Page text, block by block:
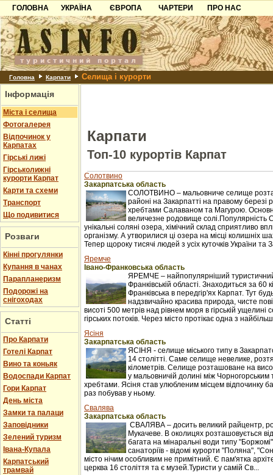
ГОЛОВНА
УКРАЇНА
Карпати
Азов
Причорноморря
Шацьк
ЄВРОПА
Чорногорія
Хорватія
Болгарія
Албанія
ЧАРТЕРИ
ПРО НАС
Контакти
Партнерам
Додати готель
Головна Карпати Селища і курорти
Інформація
Міста і селища
Фотогалерея
Відпочинок у
Карпатах
Гірські лижі
Гірськолижні
курорти Карпат
Карти та схеми
Транспорт
Що подивитися
Розваги
Кінні прогулянки
Купання в чанах
Парапланеризм
Подорожі на
снігоходах
Статті
Про Карпати
Готелі Карпат
Вино та коньяк
Водоспади Карпат
Гори Карпат
День міста
Замки та палаци
Заповідники
Зелений туризм
Івана-Купала
Карпатський
трамвай
Карпати
Топ-10 курортів Карпат
Солотвино
Закарпатська область
СОЛОТВИНО – мальовниче селище
районі на Закарпатті на правому березі
хребтами Салаваном та Магурою.
величезне родовище солі.Популярність
унікальні соляні озера, хімічний склад сприятливо
організму. А утворилися ці озера на місці колишніх
Тепер щороку тисячі людей з усіх куточків України та
Яремче
Івано-Франковська область
ЯРЕМЧЕ – найпопулярніший
Франківській області. Знаходиться за 60
Франківська в передгір'ях Карпат. Тут
надзвичайно красива природа, чисте
висоті 500 метрів над рівнем моря в гірській ущелині
гірських потоків. Через місто протікає одна з
Ясіня
Закарпатська область
ЯСІНЯ - селище міського типу в
14 столітті. Саме селище невелике,
кілометрів. Селище розташоване на
у мальовничій долині між
хребтами. Ясіня став улюбленим місцем відпочинку
раз побував у ньому.
Свалява
Закарпатська область
СВАЛЯВА – досить великий райцентр,
Мукачеве. В околицях розташовується
багата на мінаральні води типу
санаторіїв - відомі курорти "Поляна",
місто нічим особливим не примітний. Є пам'ятка
церква 16 століття та є музей.Туристи у самій Св...